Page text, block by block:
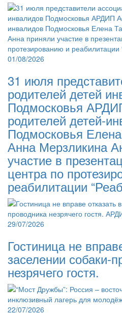
01/08/2026
31 июля
родителей детей
Подмосковья
родителей детей-
Подмосковья
Анна Мерзликина
участие в
центра по
реабилитации
29/07/2026
Гостиница не
заселении собаки-
незрячего гостя.
22/07/2026